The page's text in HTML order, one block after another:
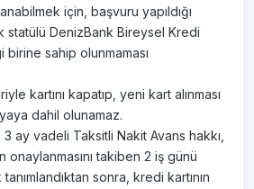
için, başvuru yapıldığı
statülü DenizBank Bireysel Kredi
birine sahip olunmaması
kartını kapatıp, yeni kart alınması
dahil olunamaz.
ay vadeli Taksitli Nakit Avans hakkı,
onaylanmasını takiben 2 iş günü
tanımlandıktan sonra, kredi kartının